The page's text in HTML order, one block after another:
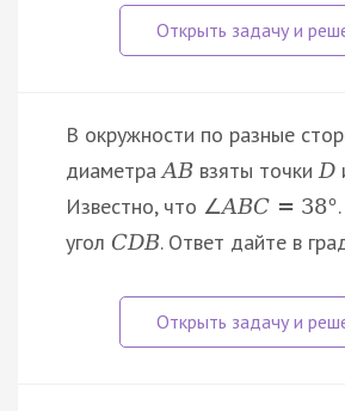
В окружности по разные
диаметраAB взяты точкиD
Известно, что ∠ABC = 38°
угол CDB. Ответ дайте в